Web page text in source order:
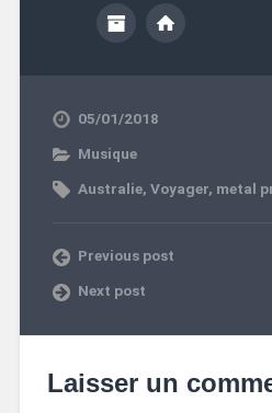
05/01/2018
Musique
Australie, Voyager, metal
Previous post
Next post
Laisser un